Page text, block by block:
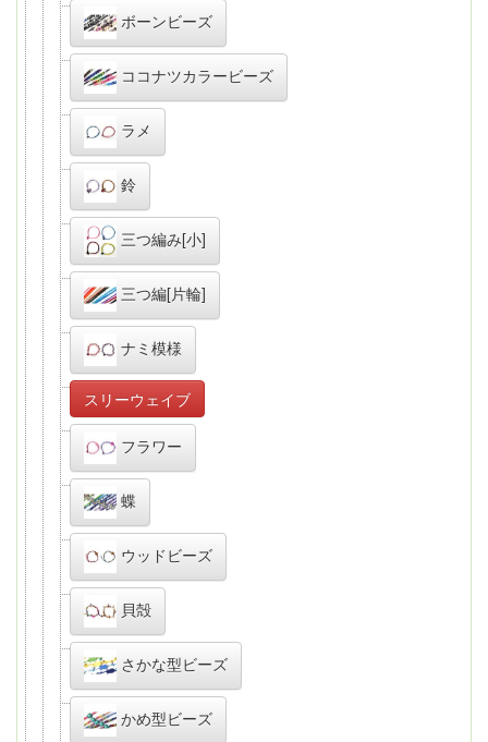
ボーンビーズ
ココナツカラービーズ
ラメ
鈴
三つ編み[小]
三つ編[片輪]
ナミ模様
スリーウェイブ
フラワー
蝶
ウッドビーズ
貝殻
さかな型ビーズ
かめ型ビーズ